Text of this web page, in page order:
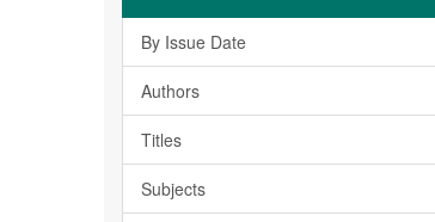
By Issue Date
Authors
Titles
Subjects